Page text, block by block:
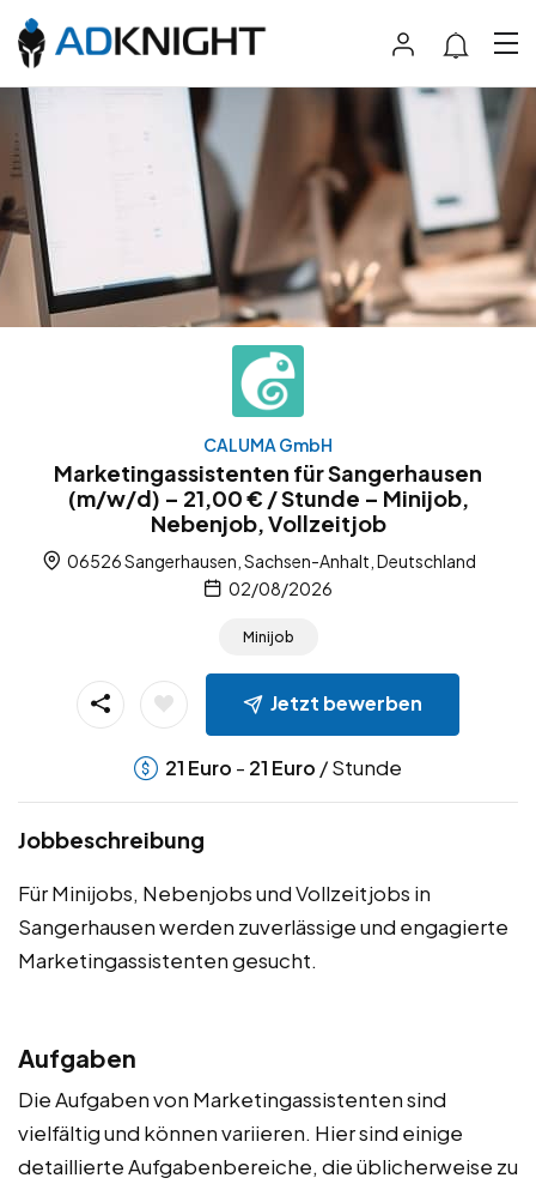
CALUMA GmbH
Marketingassistenten für Sangerhausen
(m/w/d) – 21,00 € / Stunde – Minijob,
Nebenjob, Vollzeitjob
06526 Sangerhausen, Sachsen-Anhalt, Deutschland
02/08/2026
Minijob
Jetzt bewerben
21 Euro - 21 Euro / Stunde
Jobbeschreibung
Für Minijobs, Nebenjobs und Vollzeitjobs in
Sangerhausen werden zuverlässige und engagierte
Marketingassistenten gesucht.
Aufgaben
Die Aufgaben von Marketingassistenten sind
vielfältig und können variieren. Hier sind einige
detaillierte Aufgabenbereiche, die üblicherweise zu